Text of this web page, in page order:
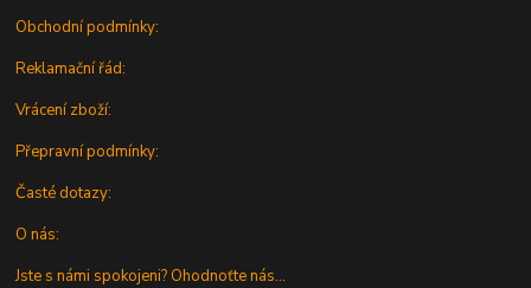
Obchodní podmínky:
Reklamační řád:
Vrácení zboží:
Přepravní podmínky:
Časté dotazy:
O nás:
Jste s námi spokojeni? Ohodnoťte nás...